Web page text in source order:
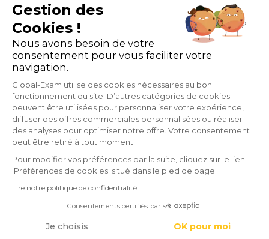
fin des formations commandées. Le cas échéant,
le Client peut modifier ces informations à partir
de son compte utilisateur ;
informer immédiatement GlobalExam de
toute perte ou utilisation non autorisée de son
son mot de passe. Les mots de passe et
identifiants sont personnels et le Client s’engage
à ne pas les divulguer. À ce titre, GlobalExam ne
peut être tenu responsable de l’utilisation des
identifiants et du mot de passe du Client par un
tiers à qui il/elle les aurait communiqués ou bien
qui y aurait eu accès à la suite d’une faute,
enseignants/intervenants (notamment en
remettant tous travaux et corrections aux dates
Gestion des
Cookies !
Nous avons besoin de votre
consentement pour vous faciliter votre
navigation.
Global-Exam utilise des cookies nécessaires au bon
fonctionnement du site. D’autres catégories de cookies
peuvent être utilisées pour personnaliser votre expérience,
diffuser des offres commerciales personnalisées ou réaliser
des analyses pour optimiser notre offre. Votre consentement
peut être retiré à tout moment.
Pour modifier vos préférences par la suite, cliquez sur le lien
'Préférences de cookies' situé dans le pied de page.
Lire notre politique de confidentialité
Consentements certifiés par
Je choisis OK pour moi
Cookies